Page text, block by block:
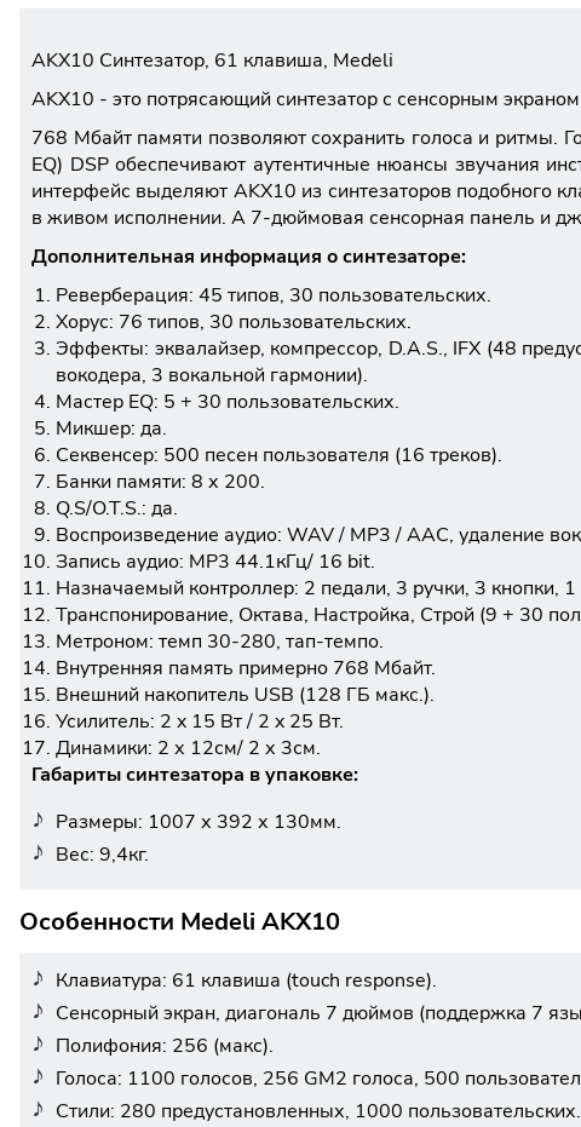
AKX10 Синтезатор, 61 клавиша, Medeli
AKX10 - это потрясающий синтезатор с сенсорным
768 Мбайт памяти позволяют сохранить голоса и ритмы.
EQ) DSP обеспечивают аутентичные нюансы звучания
интерфейс выделяют AKX10 из синтезаторов подобного
в живом исполнении. А 7-дюймовая сенсорная панель и
Дополнительная информация о синтезаторе:
Реверберация: 45 типов, 30 пользовательских.
Хорус: 76 типов, 30 пользовательских.
Эффекты: эквалайзер, компрессор, D.A.S., IFX (48
вокодера, 3 вокальной гармонии).
Мастер EQ: 5 + 30 пользовательских.
Микшер: да.
Секвенсер: 500 песен пользователя (16 треков).
Банки памяти: 8 х 200.
Q.S/O.T.S.: да.
Воспроизведение аудио: WAV / MP3 / AAC, удаление
Запись аудио: MP3 44.1кГц/ 16 bit.
Назначаемый контроллер: 2 педали, 3 ручки, 3 кнопки,
Транспонирование, Октава, Настройка, Строй (9 + 30
Метроном: темп 30-280, тап-темпо.
Внутренняя память примерно 768 Мбайт.
Внешний накопитель USB (128 ГБ макс.).
Усилитель: 2 x 15 Вт / 2 x 25 Вт.
Динамики: 2 х 12см/ 2 х 3см.
Габариты синтезатора в упаковке:
Размеры: 1007 х 392 х 130мм.
Вес: 9,4кг.
Особенности Medeli AKX10
Клавиатура: 61 клавиша (touch response).
Сенсорный экран, диагональ 7 дюймов (поддержка 7
Полифония: 256 (макс).
Голоса: 1100 голосов, 256 GM2 голоса, 500
Стили: 280 предустановленных, 1000 пользовательских.